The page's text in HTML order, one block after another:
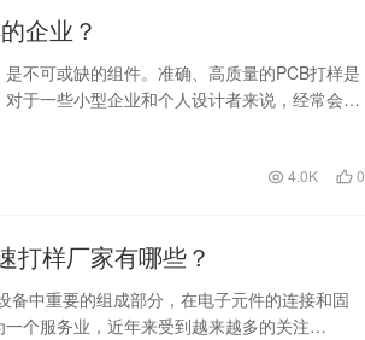
企业？
不可或缺的组件。准确、高质量的PCB打样是
于一些小型企业和个人设计者来说，经常会遇
4.0K 0
打样厂家有哪些？
中重要的组成部分，在电子元件的连接和固
个服务业，近年来受到越来越多的关注…